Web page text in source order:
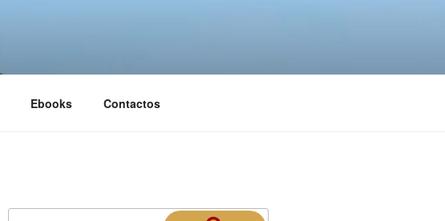
Ebooks Contactos